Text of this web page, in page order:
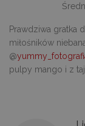
Prawdziwa gratka
miłośników
@
pulpy mango i z